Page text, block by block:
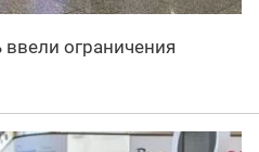
ограничения